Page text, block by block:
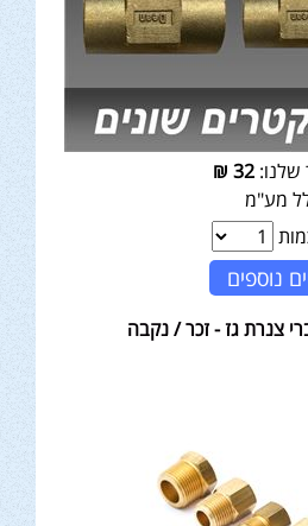
שלנו: 32
₪
מע"מ
נוספים
צנרת גז - זכר / נקבה